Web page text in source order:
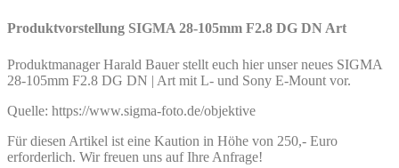
Produktvorstellung SIGMA 28-105mm F2.8 DG DN Art
Produktmanager Harald Bauer stellt euch hier unser neues SIGMA
28-105mm F2.8 DG DN | Art mit L- und Sony E-Mount vor.
Quelle: https://www.sigma-foto.de/objektive
Für diesen Artikel ist eine Kaution in Höhe von 250,- Euro
erforderlich. Wir freuen uns auf Ihre Anfrage!